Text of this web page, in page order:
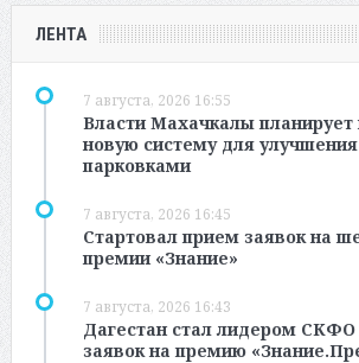
ЛЕНТА
7 августа, 2026 16:55
Власти Махачкалы планирует
новую систему для улучшения
парковками
7 августа, 2026 16:45
Стартовал прием заявок на
премии «Знание»
7 августа, 2026 16:43
Дагестан стал лидером СКФО
заявок на премию